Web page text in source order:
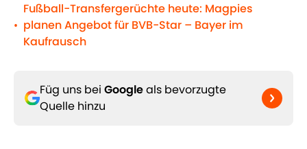
•
Fußball-Transfergerüchte heute: Magpies
planen Angebot für BVB-Star – Bayer im
Kaufrausch
Füg uns bei Googleals bevorzugte
Quelle hinzu